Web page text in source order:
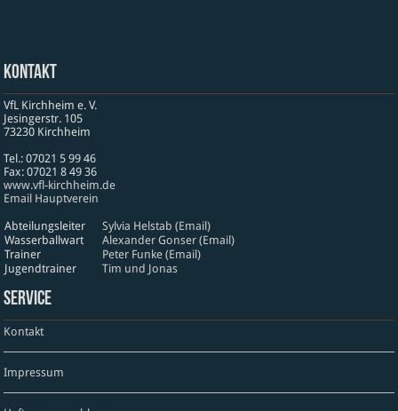
Kontakt
VfL Kirchheim e. V.
Jesinger­str. 105
73230 Kirch­heim
Tel.: 07021 5 99 46
Fax: 07021 8 49 36
www​.vfl​-kirch​heim​.de
Email Hauptverein
Abteilungsleiter
Sylvia Helstab (Email)
Wasserballwart
Alexander Gonser (Email)
Trainer
Peter Funke (Email)
Jugendtrainer
Tim und Jonas
Service
Kontakt
Impressum